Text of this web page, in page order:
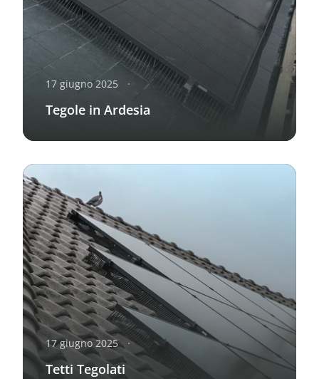
17 giugno 2025
Tegole in Ardesia
17 giugno 2025
Tetti Tegolati